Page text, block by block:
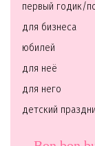
первый годик/
для бизнеса
юбилей
для неё
для него
детский